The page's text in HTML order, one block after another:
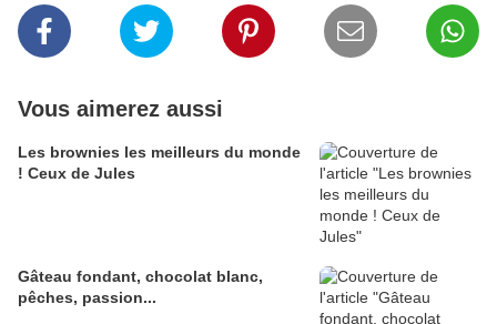
Vous aimerez aussi
Les brownies les meilleurs du monde
! Ceux de Jules
Gâteau fondant, chocolat blanc,
pêches, passion...